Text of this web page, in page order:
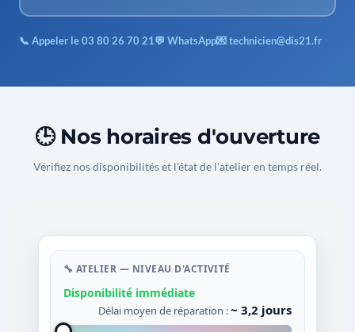
📞 Appeler le 03 80 26 70 21💬 WhatsApp💌 technicien@dis21.fr
🕒 Nos horaires d'ouverture
Vérifiez nos disponibilités et l'état de l'atelier en temps réel.